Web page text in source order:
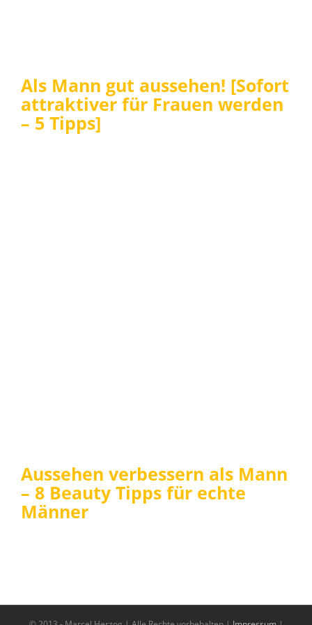
Als Mann gut aussehen! [Sofort
attraktiver für Frauen werden
– 5 Tipps]
Aussehen verbessern als Mann
– 8 Beauty Tipps für echte
Männer